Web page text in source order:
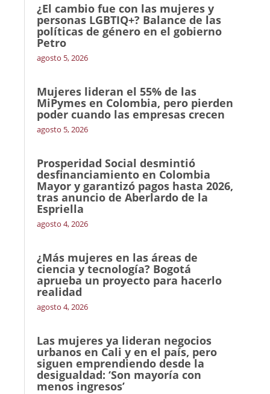
¿El cambio fue con las mujeres y
personas LGBTIQ+? Balance de las
políticas de género en el gobierno
Petro
agosto 5, 2026
Mujeres lideran el 55% de las
MiPymes en Colombia, pero pierden
poder cuando las empresas crecen
agosto 5, 2026
Prosperidad Social desmintió
desfinanciamiento en Colombia
Mayor y garantizó pagos hasta 2026,
tras anuncio de Aberlardo de la
Espriella
agosto 4, 2026
¿Más mujeres en las áreas de
ciencia y tecnología? Bogotá
aprueba un proyecto para hacerlo
realidad
agosto 4, 2026
Las mujeres ya lideran negocios
urbanos en Cali y en el país, pero
siguen emprendiendo desde la
desigualdad: ‘Son mayoría con
menos ingresos’